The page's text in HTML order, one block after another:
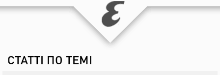
СТАТТІ ПО ТЕМІ